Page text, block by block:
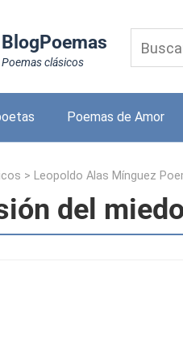
BlogPoemas
Poemas clásicos
Poemas de Amor
> Leopoldo Alas Mínguez
del